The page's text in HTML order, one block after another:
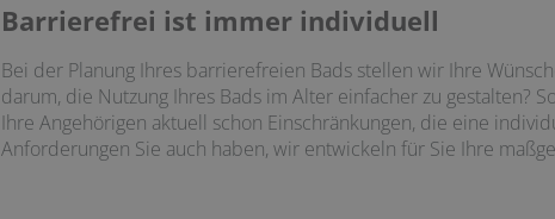
Barrierefrei ist immer individuell
Bei der Planung Ihres barrierefreien Bads stellen wir Ihre
darum, die Nutzung Ihres Bads im Alter einfacher zu gestalten?
Ihre Angehörigen aktuell schon Einschränkungen, die eine
Anforderungen Sie auch haben, wir entwickeln für Sie Ihre